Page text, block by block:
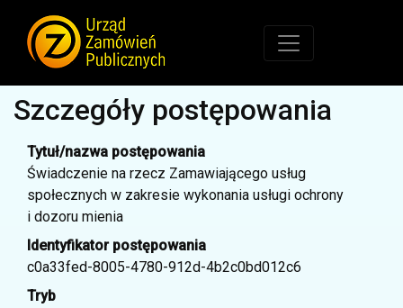
Szczegóły postępowania
Tytuł/nazwa postępowania
Świadczenie na rzecz Zamawiającego usług
społecznych w zakresie wykonania usługi ochrony
i dozoru mienia
Identyfikator postępowania
c0a33fed-8005-4780-912d-4b2c0bd012c6
Tryb